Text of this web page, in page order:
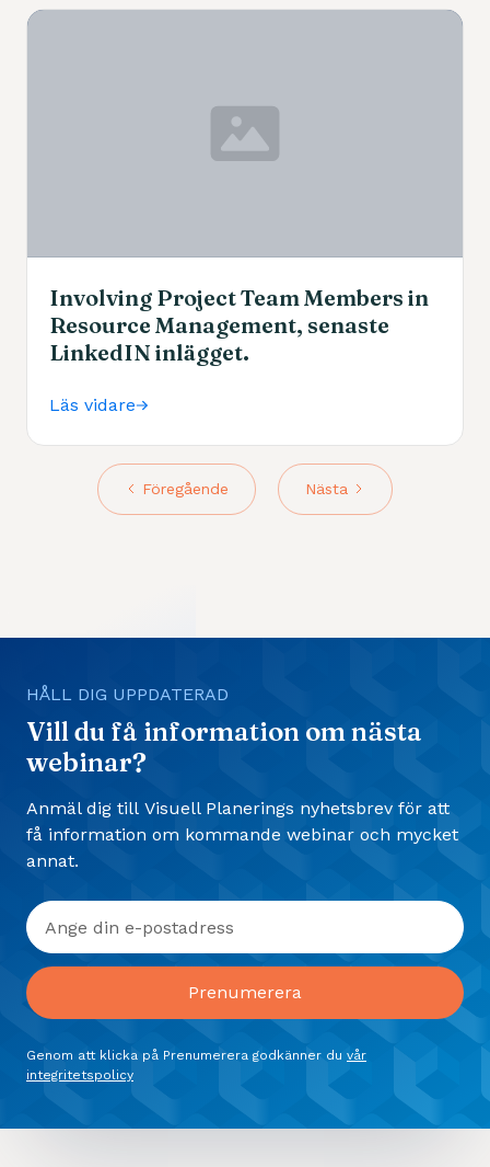
Involving Project Team Members in
Resource Management, senaste
LinkedIN inlägget.
Läs vidare
Föregående Nästa
HÅLL DIG UPPDATERAD
Vill du få information om nästa
webinar?
Anmäl dig till Visuell Planerings nyhetsbrev för att
få information om kommande webinar och mycket
annat.
Genom att klicka på Prenumerera godkänner du vår
integritetspolicy